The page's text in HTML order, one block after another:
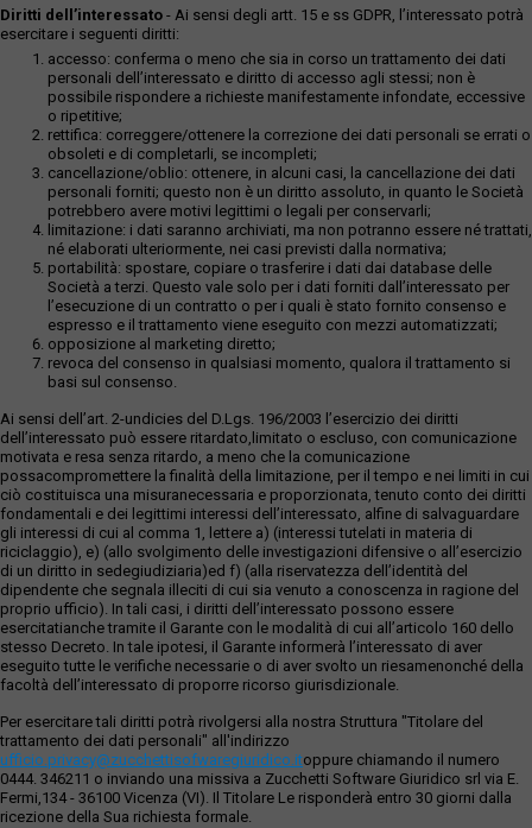
Diritti dell’interessato - Ai sensi degli artt. 15 e ss GDPR, l’interessato potrà
esercitare i seguenti diritti:
accesso: conferma o meno che sia in corso un trattamento dei dati
personali dell’interessato e diritto di accesso agli stessi; non è
possibile rispondere a richieste manifestamente infondate, eccessive
o ripetitive;
rettifica: correggere/ottenere la correzione dei dati personali se errati o
obsoleti e di completarli, se incompleti;
cancellazione/oblio: ottenere, in alcuni casi, la cancellazione dei dati
personali forniti; questo non è un diritto assoluto, in quanto le Società
potrebbero avere motivi legittimi o legali per conservarli;
limitazione: i dati saranno archiviati, ma non potranno essere né trattati,
né elaborati ulteriormente, nei casi previsti dalla normativa;
portabilità: spostare, copiare o trasferire i dati dai database delle
Società a terzi. Questo vale solo per i dati forniti dall’interessato per
l’esecuzione di un contratto o per i quali è stato fornito consenso e
espresso e il trattamento viene eseguito con mezzi automatizzati;
opposizione al marketing diretto;
revoca del consenso in qualsiasi momento, qualora il trattamento si
basi sul consenso.
Ai sensi dell’art. 2-undicies del D.Lgs. 196/2003 l’esercizio dei diritti
dell’interessato può essere ritardato,limitato o escluso, con comunicazione
motivata e resa senza ritardo, a meno che la comunicazione
possacompromettere la finalità della limitazione, per il tempo e nei limiti in cui
ciò costituisca una misuranecessaria e proporzionata, tenuto conto dei diritti
fondamentali e dei legittimi interessi dell’interessato, alfine di salvaguardare
gli interessi di cui al comma 1, lettere a) (interessi tutelati in materia di
riciclaggio), e) (allo svolgimento delle investigazioni difensive o all’esercizio
di un diritto in sedegiudiziaria)ed f) (alla riservatezza dell’identità del
dipendente che segnala illeciti di cui sia venuto a conoscenza in ragione del
proprio ufficio). In tali casi, i diritti dell’interessato possono essere
esercitatianche tramite il Garante con le modalità di cui all’articolo 160 dello
stesso Decreto. In tale ipotesi, il Garante informerà l’interessato di aver
eseguito tutte le verifiche necessarie o di aver svolto un riesamenonché della
facoltà dell’interessato di proporre ricorso giurisdizionale.
Per esercitare tali diritti potrà rivolgersi alla nostra Struttura "Titolare del
trattamento dei dati personali" all'indirizzo
ufficio.privacy@zucchettisofwaregiuridico.itoppure chiamando il numero
0444. 346211 o inviando una missiva a Zucchetti Software Giuridico srl via E.
Fermi,134 - 36100 Vicenza (VI). Il Titolare Le risponderà entro 30 giorni dalla
ricezione della Sua richiesta formale.